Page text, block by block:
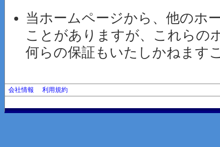
当ホームページから、他のホ
ことがありますが、これらの
何らの保証もいたしかねます
会社情報 利用規約